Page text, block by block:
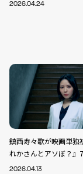
2026.04.24
鎮西寿々歌が映画単独
れかさんとアソぼ？』
2026.04.13